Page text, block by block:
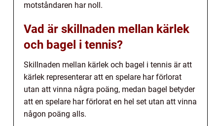
motståndaren har noll.
Vad är skillnaden mellan kärlek
och bagel i tennis?
Skillnaden mellan kärlek och bagel i tennis är att
kärlek representerar att en spelare har förlorat
utan att vinna några poäng, medan bagel betyder
att en spelare har förlorat en hel set utan att vinna
någon poäng alls.